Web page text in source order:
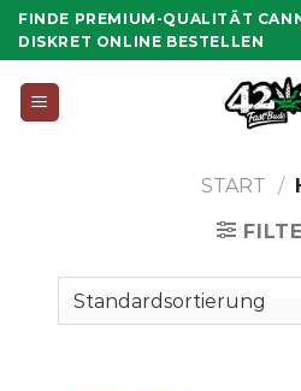
Zum
Inhalt
FINDE PREMIUM-QUALITÄT
DISKRET ONLINE BESTELLEN
START /